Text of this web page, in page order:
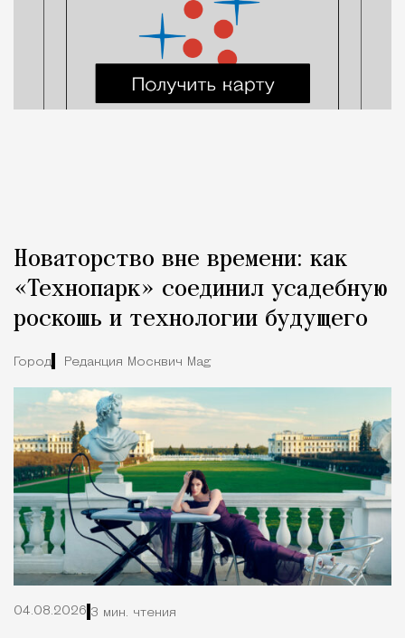
Новаторство вне времени: как
«Технопарк» соединил усадебную
роскошь и технологии будущего
Город Редакция Москвич Mag
04.08.2026 3 мин. чтения